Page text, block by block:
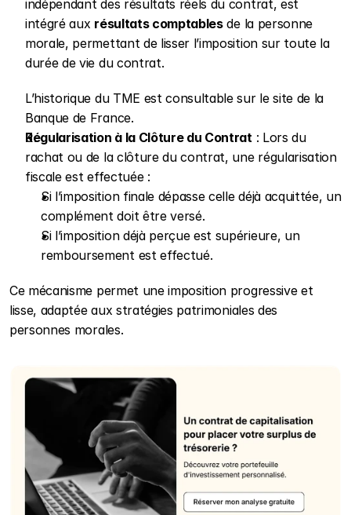
indépendant des résultats réels du contrat, est
intégré aux résultats comptables de la personne
morale, permettant de lisser l’imposition sur toute la
durée de vie du contrat.
L’historique du TME est consultable sur le site de la
Banque de France.
Régularisation à la Clôture du Contrat : Lors du
rachat ou de la clôture du contrat, une régularisation
fiscale est effectuée :
Si l’imposition finale dépasse celle déjà acquittée, un
complément doit être versé.
Si l’imposition déjà perçue est supérieure, un
remboursement est effectué.
Ce mécanisme permet une imposition progressive et
lisse, adaptée aux stratégies patrimoniales des
personnes morales.